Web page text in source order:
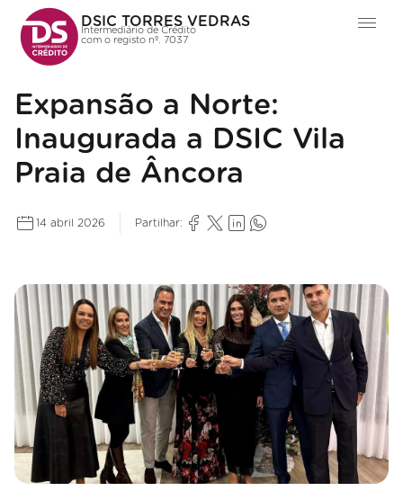
DSIC TORRES VEDRAS
Intermediário de Crédito
com o registo nº. 7037
Expansão a Norte:
Inaugurada a DSIC Vila
Praia de Âncora
14 abril 2026 Partilhar: